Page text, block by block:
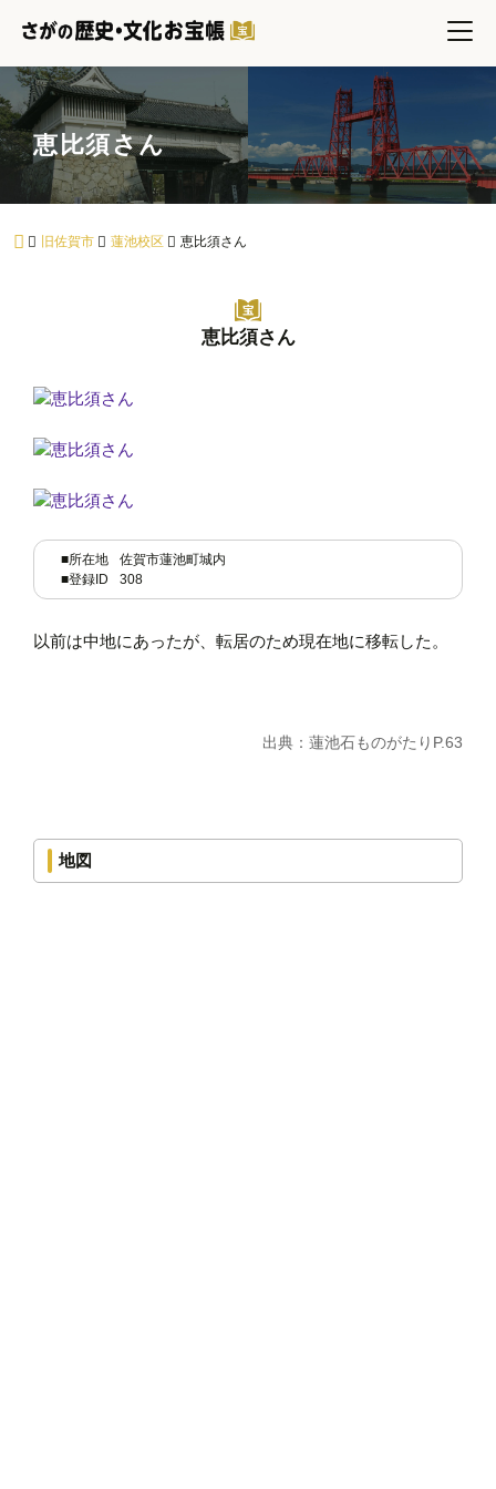
恵比須さん
旧佐賀市 蓮池校区 恵比須さん
恵比須さん
■所在地
佐賀市蓮池町城内
■登録ID
308
以前は中地にあったが、転居のため現在地に移転した。
出典：蓮池石ものがたりP.63
地図